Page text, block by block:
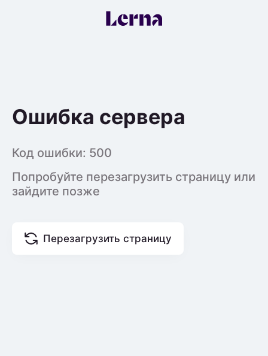
Ошибка сервера
Код ошибки: 500
Попробуйте перезагрузить страницу или
зайдите позже
Перезагрузить страницу